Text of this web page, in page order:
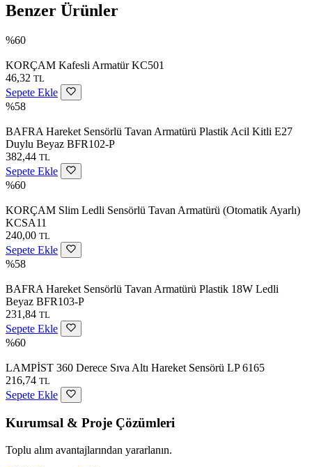
Benzer Ürünler
%60
KORÇAM Kafesli Armatür KC501
46,32 TL
Sepete Ekle
%58
BAFRA Hareket Sensörlü Tavan Armatürü Plastik Acil Kitli E27
Duylu Beyaz BFR102-P
382,44 TL
Sepete Ekle
%60
KORÇAM Slim Ledli Sensörlü Tavan Armatürü (Otomatik Ayarlı)
KCSA11
240,00 TL
Sepete Ekle
%58
BAFRA Hareket Sensörlü Tavan Armatürü Plastik 18W Ledli
Beyaz BFR103-P
231,84 TL
Sepete Ekle
%60
LAMPİST 360 Derece Sıva Altı Hareket Sensörü LP 6165
216,74 TL
Sepete Ekle
Kurumsal & Proje Çözümleri
Toplu alım avantajlarından yararlanın.